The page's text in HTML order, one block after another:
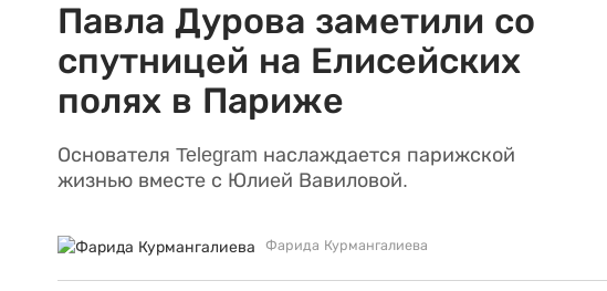
Павла Дурова заметили со
спутницей на Елисейских
полях в Париже
Основателя Telegram наслаждается парижской
жизнью вместе с Юлией Вавиловой.
Фарида Курмангалиева